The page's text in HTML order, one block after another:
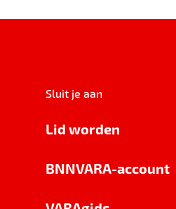
Sluit je aan
Lid worden
BNNVARA-account